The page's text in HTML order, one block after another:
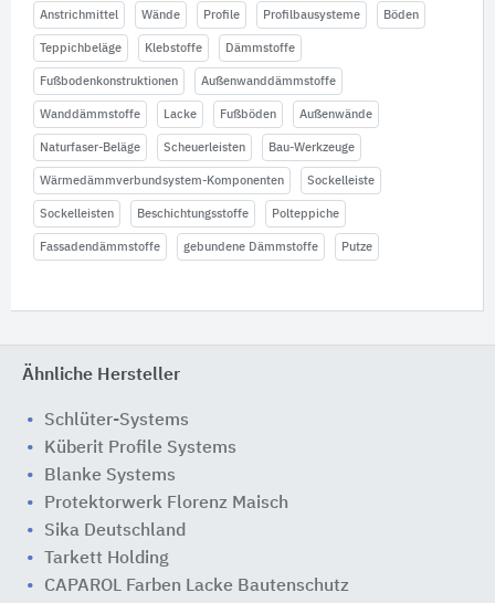
Anstrichmittel Wände Profile Profilbausysteme Böden
Teppichbeläge Klebstoffe Dämmstoffe
Fußbodenkonstruktionen Außenwanddämmstoffe
Wanddämmstoffe Lacke Fußböden Außenwände
Naturfaser-Beläge Scheuerleisten Bau-Werkzeuge
Wärmedämmverbundsystem-Komponenten Sockelleiste
Sockelleisten Beschichtungsstoffe Polteppiche
Fassadendämmstoffe gebundene Dämmstoffe Putze
Ähnliche Hersteller
Schlüter-Systems
Küberit Profile Systems
Blanke Systems
Protektorwerk Florenz Maisch
Sika Deutschland
Tarkett Holding
CAPAROL Farben Lacke Bautenschutz